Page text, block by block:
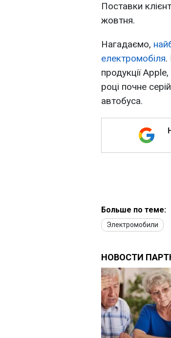
Поставки
жовтня.
Нагадаємо,
електромобіля.
продукції
році почне
автобуса.
Больше по теме:
Электромобили